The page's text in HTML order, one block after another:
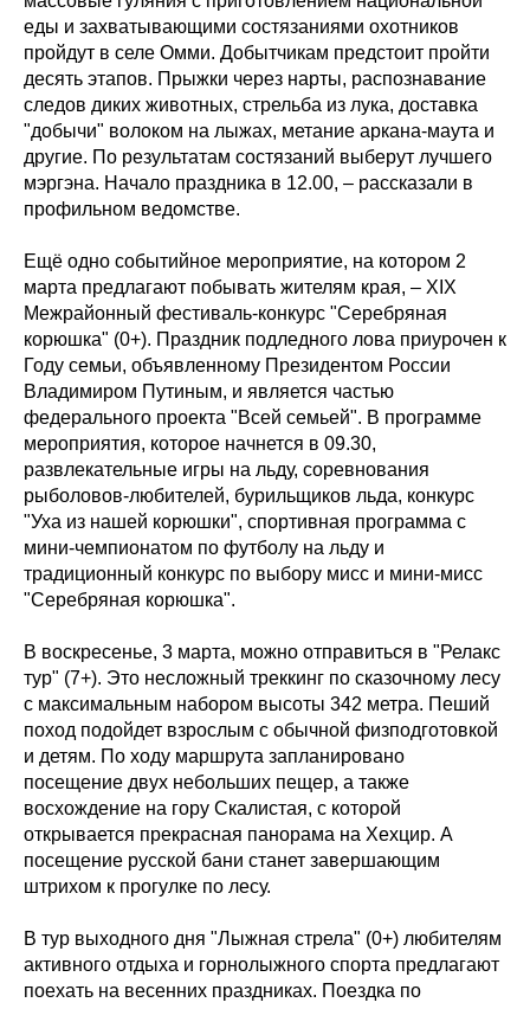
еды и захватывающими состязаниями охотников
пройдут в селе Омми. Добытчикам предстоит пройти
десять этапов. Прыжки через нарты, распознавание
следов диких животных, стрельба из лука, доставка
"добычи" волоком на лыжах, метание аркана-маута и
другие. По результатам состязаний выберут лучшего
мэргэна. Начало праздника в 12.00, – рассказали в
профильном ведомстве.
Ещё одно событийное мероприятие, на котором 2
марта предлагают побывать жителям края, – XIX
Межрайонный фестиваль-конкурс "Серебряная
корюшка" (0+). Праздник подледного лова приурочен к
Году семьи, объявленному Президентом России
Владимиром Путиным, и является частью
федерального проекта "Всей семьей". В программе
мероприятия, которое начнется в 09.30,
развлекательные игры на льду, соревнования
рыболовов-любителей, бурильщиков льда, конкурс
"Уха из нашей корюшки", спортивная программа с
мини-чемпионатом по футболу на льду и
традиционный конкурс по выбору мисс и мини-мисс
"Серебряная корюшка".
В воскресенье, 3 марта, можно отправиться в "Релакс
тур" (7+). Это несложный треккинг по сказочному лесу
с максимальным набором высоты 342 метра. Пеший
поход подойдет взрослым с обычной физподготовкой
и детям. По ходу маршрута запланировано
посещение двух небольших пещер, а также
восхождение на гору Скалистая, с которой
открывается прекрасная панорама на Хехцир. А
посещение русской бани станет завершающим
штрихом к прогулке по лесу.
В тур выходного дня "Лыжная стрела" (0+) любителям
активного отдыха и горнолыжного спорта предлагают
поехать на весенних праздниках. Поездка по